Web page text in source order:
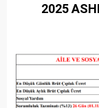
2025